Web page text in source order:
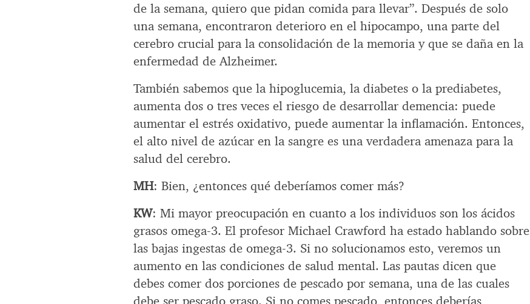
de la semana, quiero que pidan comida para llevar”. Después de solo
una semana, encontraron deterioro en el hipocampo, una parte del
cerebro crucial para la consolidación de la memoria y que se daña en la
enfermedad de Alzheimer.
También sabemos que la hipoglucemia, la diabetes o la prediabetes,
aumenta dos o tres veces el riesgo de desarrollar demencia: puede
aumentar el estrés oxidativo, puede aumentar la inflamación. Entonces,
el alto nivel de azúcar en la sangre es una verdadera amenaza para la
salud del cerebro.
MH: Bien, ¿entonces qué deberíamos comer más?
KW: Mi mayor preocupación en cuanto a los individuos son los ácidos
grasos omega-3. El profesor Michael Crawford ha estado hablando sobre
las bajas ingestas de omega-3. Si no solucionamos esto, veremos un
aumento en las condiciones de salud mental. Las pautas dicen que
debes comer dos porciones de pescado por semana, una de las cuales